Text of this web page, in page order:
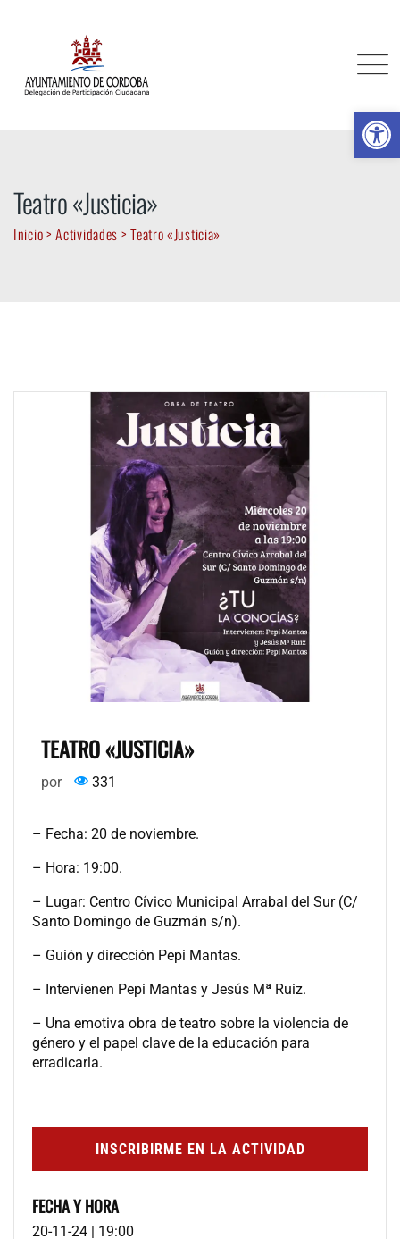
Teatro «Justicia»
Inicio>Actividades >Teatro «Justicia»
TEATRO «JUSTICIA»
por 331
– Fecha: 20 de noviembre.
– Hora: 19:00.
– Lugar: Centro Cívico Municipal Arrabal del Sur (C/
Santo Domingo de Guzmán s/n).
– Guión y dirección Pepi Mantas.
– Intervienen Pepi Mantas y Jesús Mª Ruiz.
– Una emotiva obra de teatro sobre la violencia de
género y el papel clave de la educación para
erradicarla.
INSCRIBIRME EN LA ACTIVIDAD
FECHA Y HORA
20-11-24 | 19:00